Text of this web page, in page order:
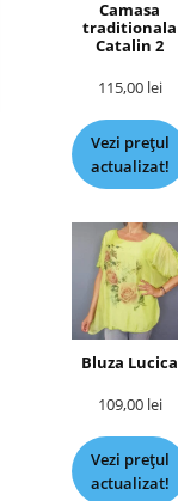
Camasa
traditionala
Catalin 2
115,00 lei
Vezi prețul
actualizat!
Bluza Lucica
109,00 lei
Vezi prețul
actualizat!